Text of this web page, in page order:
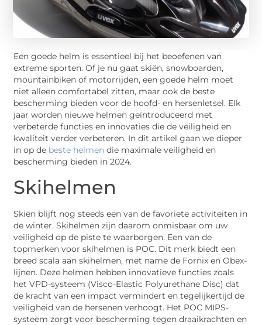
Een goede helm is essentieel bij het beoefenen van
extreme sporten. Of je nu gaat skiën, snowboarden,
mountainbiken of motorrijden, een goede helm moet
niet alleen comfortabel zitten, maar ook de beste
bescherming bieden voor de hoofd- en hersenletsel. Elk
jaar worden nieuwe helmen geïntroduceerd met
verbeterde functies en innovaties die de veiligheid en
kwaliteit verder verbeteren. In dit artikel gaan we dieper
in op de beste helmen die maximale veiligheid en
bescherming bieden in 2024.
Skihelmen
Skiën blijft nog steeds een van de favoriete activiteiten in
de winter. Skihelmen zijn daarom onmisbaar om uw
veiligheid op de piste te waarborgen. Een van de
topmerken voor skihelmen is POC. Dit merk biedt een
breed scala aan skihelmen, met name de Fornix en Obex-
lijnen. Deze helmen hebben innovatieve functies zoals
het VPD-systeem (Visco-Elastic Polyurethane Disc) dat
de kracht van een impact vermindert en tegelijkertijd de
veiligheid van de hersenen verhoogt. Het POC MIPS-
systeem zorgt voor bescherming tegen draaikrachten en